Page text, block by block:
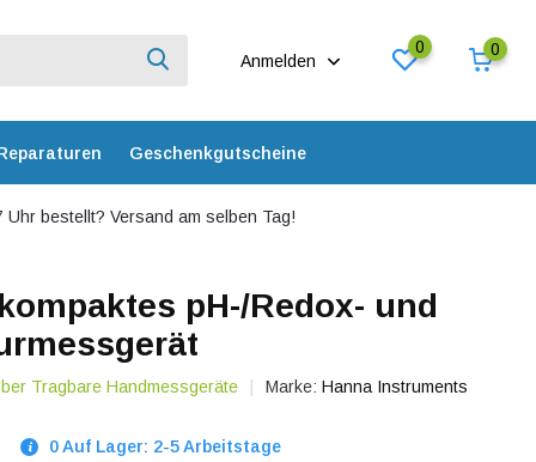
Anmelden
0 0
Geschenkgutscheine
bestellt? Versand am selben Tag!
pH-/Redox- und
Tragbare Handmessgeräte Marke:Hanna Instruments
0 Auf Lager: 2-5 Arbeitstage